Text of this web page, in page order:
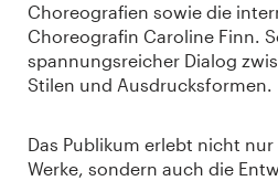
Choreografien sowie die
Choreografin Caroline Finn.
spannungsreicher Dialog
Stilen und Ausdrucksformen.
Das Publikum erlebt nicht
Werke, sondern auch die